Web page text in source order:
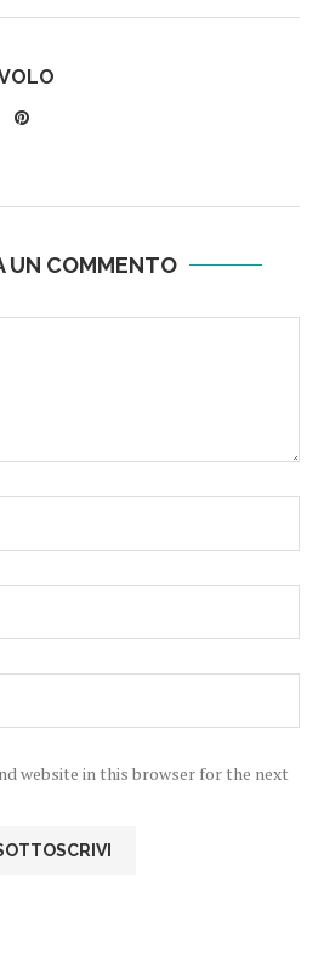
UN COMMENTO
website in this browser for the next